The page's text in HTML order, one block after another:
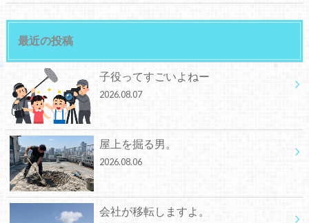
最近の投稿
子役ってすごいよねー
2026.08.07
屋上を掘る男。
2026.08.06
会社が移転しますよ。